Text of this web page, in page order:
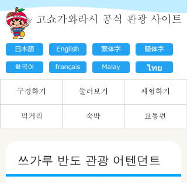
쓰가루 반도 관광 어텐던트